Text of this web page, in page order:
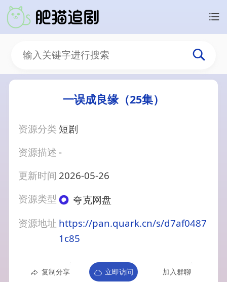
一误成良缘（25集）
资源分类 短剧
资源描述-
更新时间 2026-05-26
资源类型
夸克网盘
资源地址 https://pan.quark.cn/s/d7af0487
1c85
复制分享 立即访问 加入群聊